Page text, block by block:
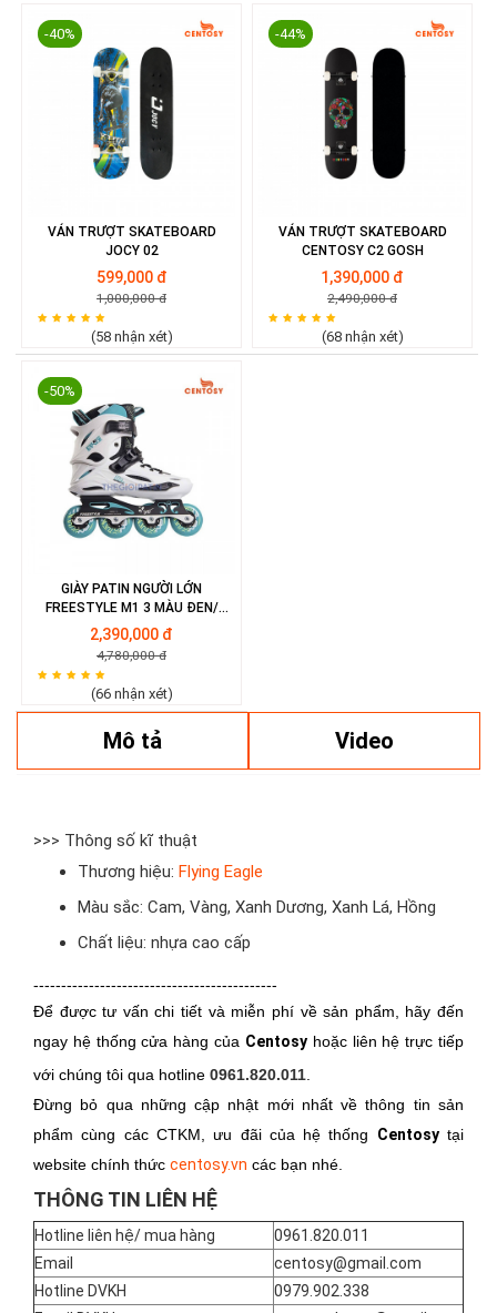
-40%
VÁN TRƯỢT SKATEBOARD
JOCY 02
599,000 đ
1,000,000 đ
(58 nhận xét)
-44%
VÁN TRƯỢT SKATEBOARD
CENTOSY C2 GOSH
1,390,000 đ
2,490,000 đ
(68 nhận xét)
-50%
GIÀY PATIN NGƯỜI LỚN
FREESTYLE M1 3 MÀU ĐEN/
TRẮNG/ VÀNG
2,390,000 đ
4,780,000 đ
(66 nhận xét)
Mô tả
>>> Thông số kĩ thuật
Thương hiệu: Flying Eagle
Màu sắc: Cam, Vàng, Xanh Dương, Xanh Lá, Hồng
Chất liệu: nhựa cao cấp
--------------------------------------------
Để được tư vấn chi tiết và miễn phí về sản phẩm, hãy đến
ngay hệ thống cửa hàng của Centosyhoặc liên hệ trực tiếp
với chúng tôi qua hotline 0961.820.011.
Đừng bỏ qua những cập nhật mới nhất về thông tin sản
phẩm cùng các CTKM, ưu đãi của hệ thống Centosytại
website chính thức centosy.vn các bạn nhé.
THÔNG TIN LIÊN HỆ
Hotline liên hệ/ mua hàng
0961.820.011
Email
centosy@gmail.com
Hotline DVKH
0979.902.338
Video